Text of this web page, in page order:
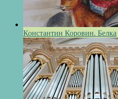
Константин Коровин. Белка